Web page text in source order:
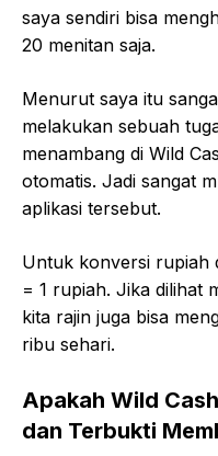
saya sendiri bisa
20 menitan saja.
Menurut saya itu
melakukan sebuah
menambang di Wild
otomatis. Jadi sangat
aplikasi tersebut.
Untuk konversi rupiah
= 1 rupiah. Jika dilihat
kita rajin juga bisa
ribu sehari.
Apakah Wild
dan Terbukti